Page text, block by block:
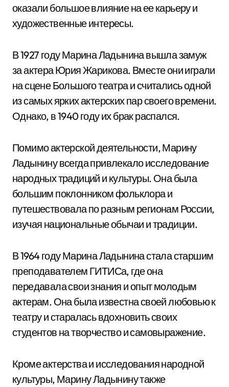
оказали большое влияние на ее карьеру и
художественные интересы.
В 1927 году Марина Ладынина вышла замуж
за актера Юрия Жарикова. Вместе они играли
на сцене Большого театра и считались одной
из самых ярких актерских пар своего времени.
Однако, в 1940 году их брак распался.
Помимо актерской деятельности, Марину
Ладынину всегда привлекало исследование
народных традиций и культуры. Она была
большим поклонником фольклора и
путешествовала по разным регионам России,
изучая национальные обычаи и традиции.
В 1964 году Марина Ладынина стала старшим
преподавателем ГИТИСа, где она
передавала свои знания и опыт молодым
актерам. Она была известна своей любовью к
театру и старалась вдохновить своих
студентов на творчество и самовыражение.
Кроме актерства и исследования народной
культуры, Марину Ладынину также